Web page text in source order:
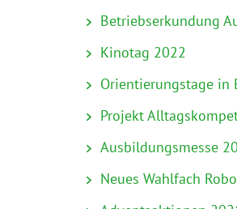
Betriebserkundung
Kinotag 2022
Orientierungstage in
Projekt
Ausbildungsmesse
Neues Wahlfach